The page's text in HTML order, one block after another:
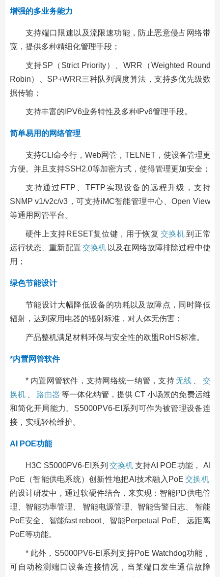
增强的多业务能力
支持端口限速以及流限速功能，防止恶意侵占网络带
宽，提供多种精细化管理手段；
支持SP（Strict Priority）、WRR（Weighted Round
Robin）、SP+WRR三种队列调度算法，支持多优先级数
据传输；
支持丰富的IPV6业务特性及多种IPv6管理手段。
简单易用的网络管理
支持CLI命令行，Web网管，TELNET，使设备管理更
方便。并且支持SSH2.0等加密方式，使得管理更加安全；
支持通过FTP、TFTP实现设备的远程升级，支持
SNMP v1/v2c/v3，可支持iMC智能管理中心、Open View
等通用网管平台。
硬件上支持RESET复位键，用于恢复 交换机 到正常
运行状态、重新配置 交换机 以及在网络故障排除过程中使
用；
绿色节能设计
节能设计大幅降低设备的功耗以及故障点，同时降低
辐射，达到家用电器的辐射标准，对人体无伤害；
产品整机满足材料环保与安全性的欧盟RoHS标准。
*内置网管软件
* 内置网管软件，支持网络统一纳管，支持无线
交
换机
路由器 等一体化纳管，提供 CT 小场景的免费运维
和简化开局能力。S5000PV6-EI系列可作为被管理设备连
接，实现轻松维护。
AI POE功能
H3C S5000PV6-EI系列 交换机 支持AI POE功能， AI
PoE（智能供电系统）创新性地把AI技术融入PoE 交换机
的设计研发中，通过软硬件结合，来实现：智能PD供电管
理、智能功率管理、 智能电源管理、智能告警日志、 智能
PoE安全、智能fast reboot、智能Perpetual PoE、 远距离
PoE等功能。
* 此外，S5000PV6-EI系列支持PoE Watchdog功能，
可自动检测端口设备连接情况，当某端口发生通信故障